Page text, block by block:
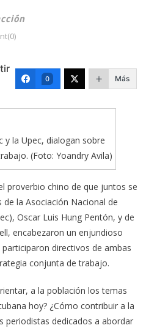
0 Más
y la Upec, dialogan sobre
(Foto: Yoandry Avila)
proverbio chino de que juntos se
la Asociación Nacional de
Oscar Luis Hung Pentón, y de
encabezaron un enjundioso
directivos de ambas
conjunta de trabajo.
a la población los temas
hoy? ¿Cómo contribuir a la
periodistas dedicados a abordar